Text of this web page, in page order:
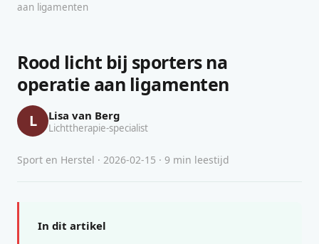
aan ligamenten
Rood licht bij sporters na
operatie aan ligamenten
L Lisa van Berg
Lichttherapie-specialist
Sport en Herstel · 2026-02-15 · 9 min leestijd
In dit artikel